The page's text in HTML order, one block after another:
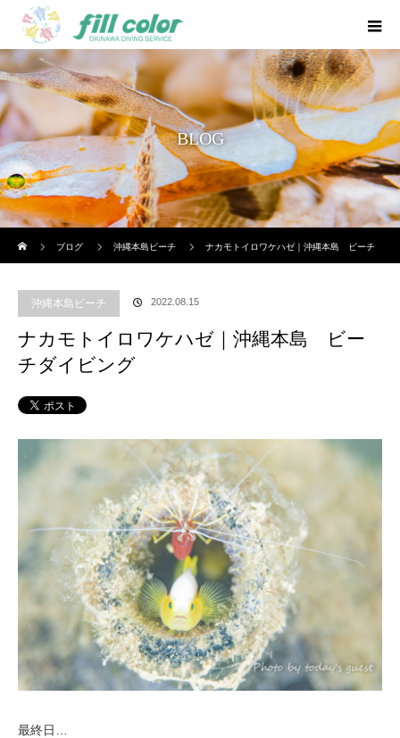
BLOG
ブログ
沖縄本島ビーチ ナカモトイロワケハゼ｜沖縄本島 ビーチ
沖縄本島ビーチ 2022.08.15
ナカモトイロワケハゼ｜沖縄本島 ビー
チダイビング
最終日…